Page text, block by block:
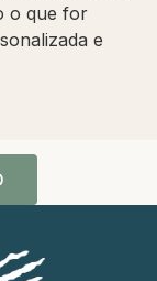
o que for
e